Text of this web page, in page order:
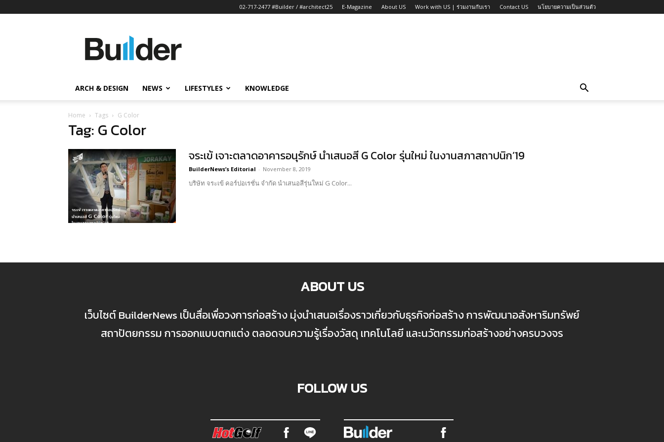
02-717-2477 #Builder / #architect25 E-Magazine About US Work with US | ร่วมงานกับเรา Contact US นโยบายความเป็นส่วนตัว
ข่าว
ก่อสร้าง
ARCH & DESIGN NEWS LIFESTYLES KNOWLEDGE
Home Tags G Color
Tag: G Color
จระเข้ เจาะตลาดอาคารอนุรักษ์ นำเสนอสี G Color รุ่นใหม่ ในงานสภาสถาปนิก’19
BuilderNews’s Editorial - November 8, 2019
บริษัท จระเข้ คอร์ปอเรชั่น จำกัด นำเสนอสีรุ่นใหม่ G Color...
ABOUT US
เว็บไซต์ BuilderNews เป็นสื่อเพื่อวงการก่อสร้าง มุ่งนำเสนอเรื่องราวเกี่ยวกับธุรกิจก่อสร้าง การพัฒนาอสังหาริมทรัพย์
สถาปัตยกรรม การออกแบบตกแต่ง ตลอดจนความรู้เรื่องวัสดุ เทคโนโลยี และนวัตกรรมก่อสร้างอย่างครบวงจร
FOLLOW US